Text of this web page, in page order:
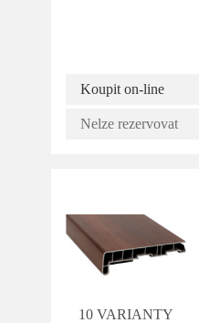
Koupit on-line
Nelze rezervovat
10 VARIANTY